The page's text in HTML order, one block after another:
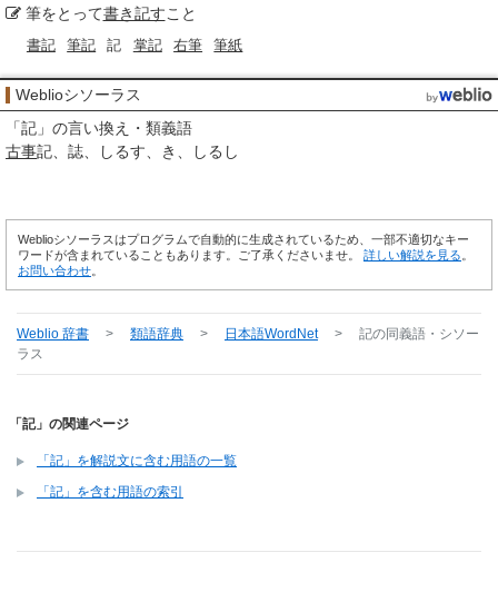
筆をとって書き記すこと
書記 筆記 記 掌記 右筆 筆紙
Weblioシソーラス
「記 」の言い換え・類義語
古事記 誌 しるす き しるし
Weblioシソーラスはプログラムで自動的に生成されているため、一部不適切なキー
ワードが含まれていることもあります。ご了承くださいませ。 詳しい解説を見る
お問い合わせ
Weblio 辞書 > 類語辞典 > 日本語WordNet > 記の同義語・シソー
ラス
「記」の関連ページ
「記」を解説文に含む用語の一覧
「記」を含む用語の索引